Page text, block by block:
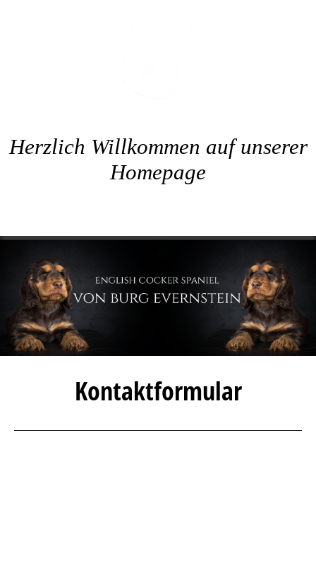
Herzlich Willkommen auf unserer
Homepage
Kontaktformular